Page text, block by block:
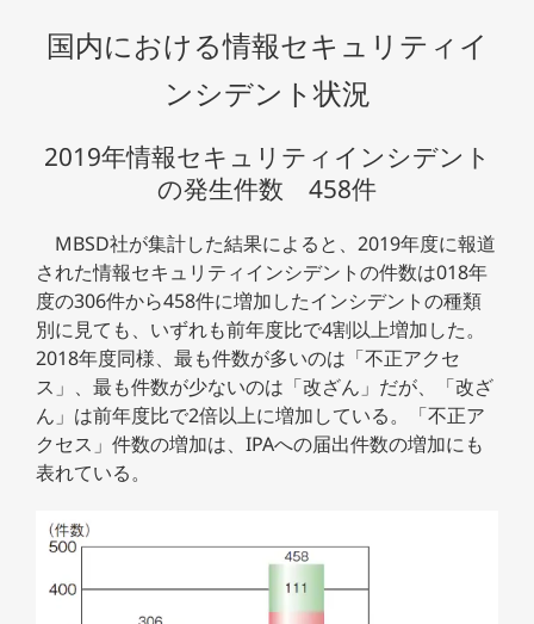
国内における情報セキュリティイ
ンシデント状況
2019年情報セキュリティインシデント
の発生件数 458件
MBSD社が集計した結果によると、2019年度に報道
された情報セキュリティインシデントの件数は018年
度の306件から458件に増加したインシデントの種類
別に見ても、いずれも前年度比で4割以上増加した。
2018年度同様、最も件数が多いのは「不正アクセ
ス」、最も件数が少ないのは「改ざん」だが、「改ざ
ん」は前年度比で2倍以上に増加している。「不正ア
クセス」件数の増加は、IPAへの届出件数の増加にも
表れている。